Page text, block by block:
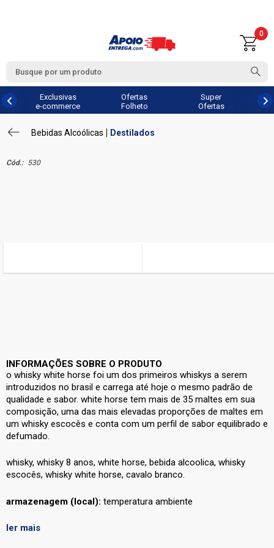
0
Exclusivas
e-commerce
Ofertas
Folheto
Super
Ofertas
Bebidas Alcoólicas Destilados
Cód.: 530
INFORMAÇÕES SOBRE O PRODUTO
o whisky white horse foi um dos primeiros whiskys a serem
introduzidos no brasil e carrega até hoje o mesmo padrão de
qualidade e sabor. white horse tem mais de 35 maltes em sua
composição, uma das mais elevadas proporções de maltes em
um whisky escocês e conta com um perfil de sabor equilibrado e
defumado.
whisky, whisky 8 anos, white horse, bebida alcoolica, whisky
escocês, whisky white horse, cavalo branco.
armazenagem (local): temperatura ambiente
ingredientes:
ler mais